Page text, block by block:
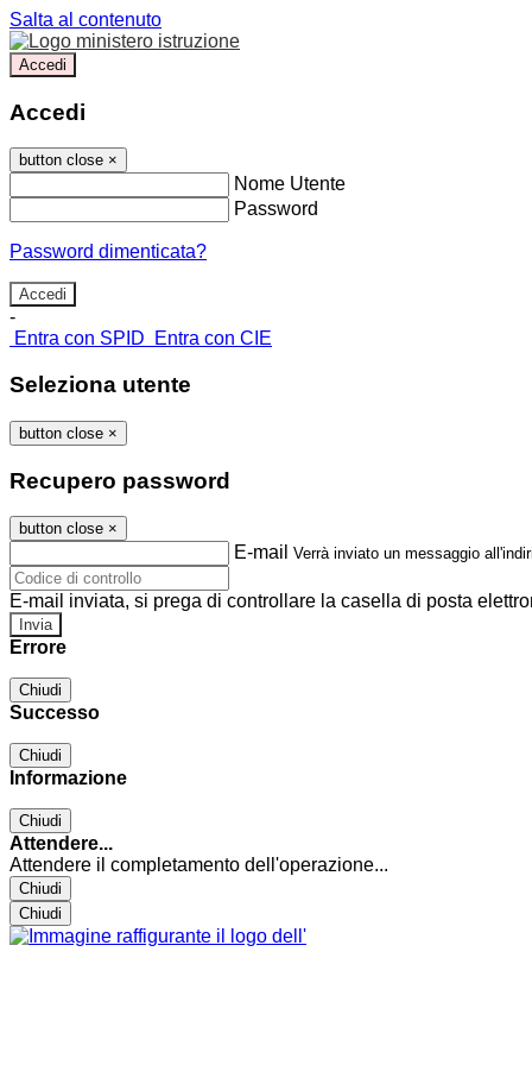
Salta al contenuto
Accedi
Accedi
button close ×
Nome Utente
Password
Password dimenticata?
-
Entra con SPID
Entra con CIE
Seleziona utente
button close ×
Recupero password
button close ×
E-mail Verrà inviato un messaggio
E-mail inviata, si prega di controllare la casella di posta
Errore
Chiudi
Successo
Chiudi
Informazione
Chiudi
Attendere...
Attendere il completamento dell'operazione...
Chiudi
Chiudi